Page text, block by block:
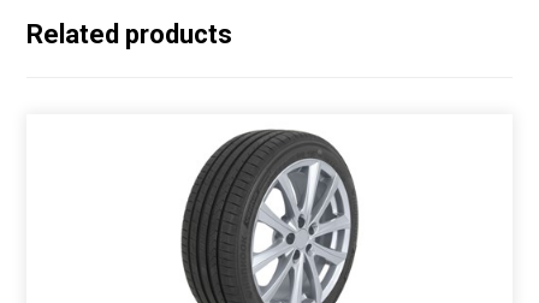
Related products